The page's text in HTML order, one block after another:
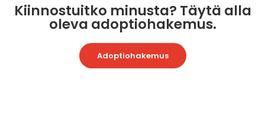
Kiinnostuitko minusta? Täytä alla
oleva adoptiohakemus.
Adoptiohakemus